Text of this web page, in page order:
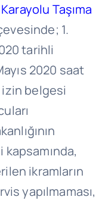
Karayolu Taşıma
1.
tarihli
2020 saat
belgesi
ikramların
yapılmaması,